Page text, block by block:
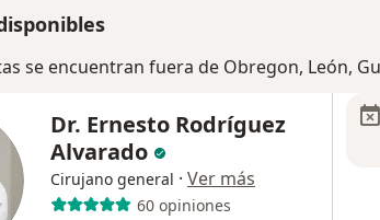
se encuentran fuera de Obregon, León,
Dr. Ernesto Rodríguez
Alvarado
Cirujano general · Ver más
60 opiniones